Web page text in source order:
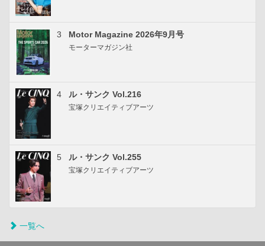
3 Motor Magazine 2026年9月号
モーターマガジン社
4 ル・サンク Vol.216
宝塚クリエイティブアーツ
5 ル・サンク Vol.255
宝塚クリエイティブアーツ
一覧へ